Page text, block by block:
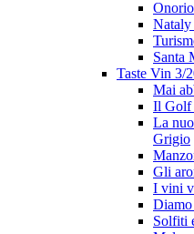
Nataly
Santa
Taste Vin 3/
Mai
Il Golf
La
Grigio
Gli
I vini
Diamo
Solfiti